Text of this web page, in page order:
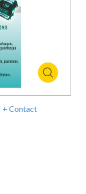
+ Contact